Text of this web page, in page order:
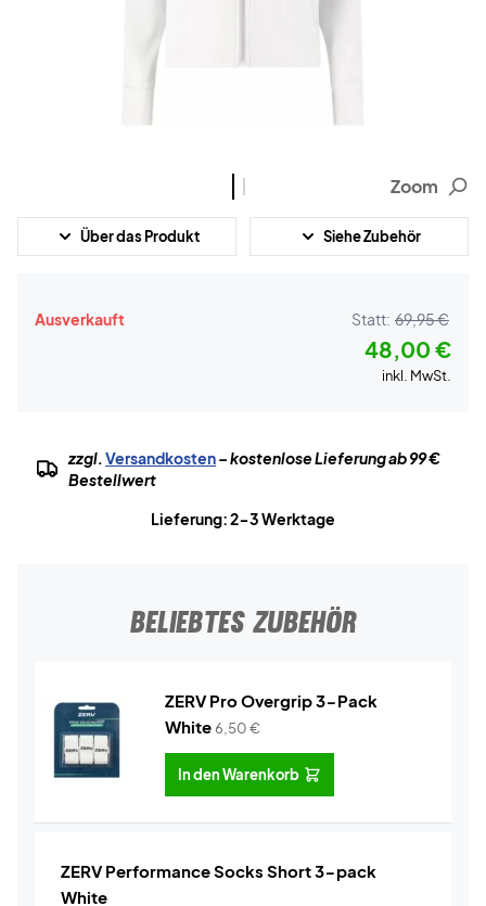
Zoom
Über das Produkt Siehe Zubehör
Ausverkauft Statt: 69,95 €
48,00 €
inkl. MwSt.
zzgl.Versandkosten– kostenlose Lieferung ab 99 €
Bestellwert
Lieferung: 2-3 Werktage
BELIEBTES ZUBEHÖR
ZERV Pro Overgrip 3-Pack
White6,50€
In den Warenkorb
ZERV Performance Socks Short 3-pack
White